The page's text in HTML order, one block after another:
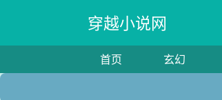
穿越小说网
首页 玄幻